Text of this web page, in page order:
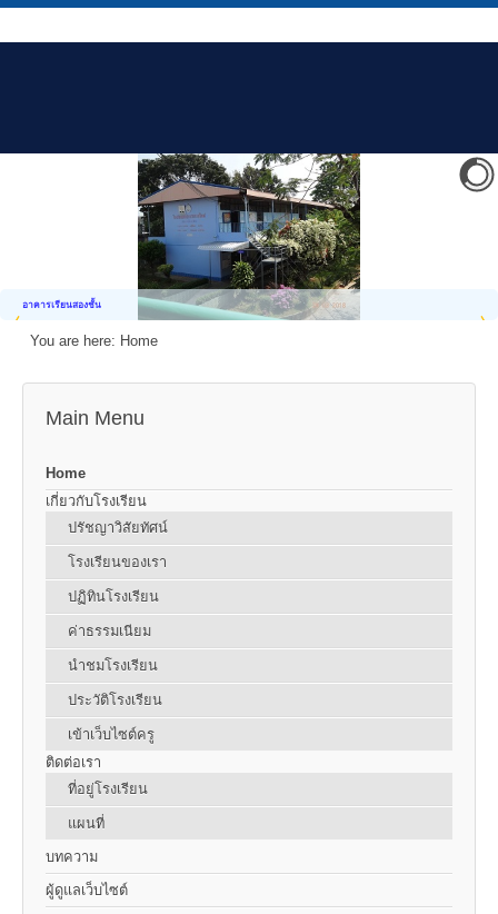
อาคารเรียนสองชั้น
You are here: Home
Main Menu
Home
เกี่ยวกับโรงเรียน
ปรัชญาวิสัยทัศน์
โรงเรียนของเรา
ปฏิทินโรงเรียน
ค่าธรรมเนียม
นำชมโรงเรียน
ประวัติโรงเรียน
เข้าเว็บไซต์ครู
ติดต่อเรา
ที่อยู่โรงเรียน
แผนที่
บทความ
ผู้ดูแลเว็บไซต์